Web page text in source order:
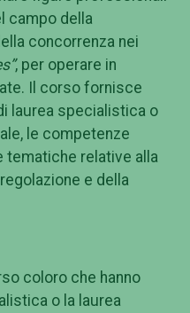
campo della
concorrenza nei
, per operare in
Il corso fornisce
laurea specialistica o
le competenze
relative alla
e della
coloro che hanno
o la laurea